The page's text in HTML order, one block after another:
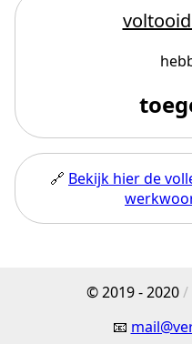
🔗 Bekijk hier de
© 2019 - 2020/
📧